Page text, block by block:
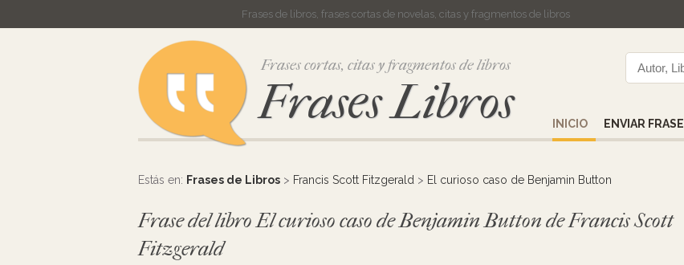
Frases de libros, frases cortas de novelas, citas y fragmentos de libros
Frases cortas, citas y fragmentos de libros
Frases Libros INICIO ENVIAR FRASE
Estás en: Frases de Libros > Francis Scott Fitzgerald > El curioso caso de Benjamin Button
Frase del libro El curioso caso de Benjamin Button de Francis Scott
Fitzgerald